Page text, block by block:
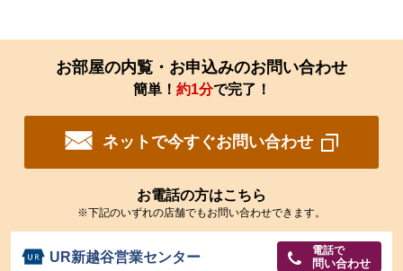
お部屋の内覧・お申込みのお問い合わせ
簡単！ 約1分で完了！
ネットで今すぐお問い合わせ
お電話の方はこちら
※下記のいずれの店舗でもお問い合わせできます。
UR新越谷営業センター 電話で
問い合わせ